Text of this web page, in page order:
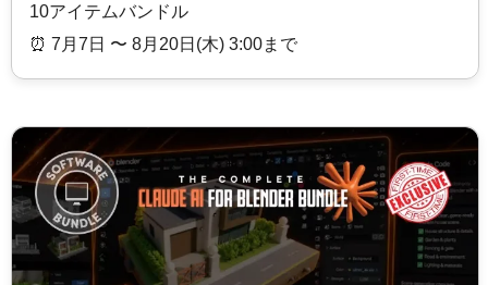
10アイテムバンドル
⏰️ 7月7日 〜 8月20日(木) 3:00まで